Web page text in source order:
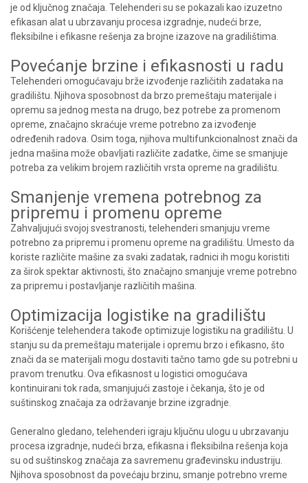
je od ključnog značaja. Telehenderi su se pokazali kao izuzetno
efikasan alat u ubrzavanju procesa izgradnje, nudeći brze,
fleksibilne i efikasne rešenja za brojne izazove na gradilištima.
Povećanje brzine i efikasnosti u radu
Telehenderi omogućavaju brže izvođenje različitih zadataka na
gradilištu. Njihova sposobnost da brzo premeštaju materijale i
opremu sa jednog mesta na drugo, bez potrebe za promenom
opreme, značajno skraćuje vreme potrebno za izvođenje
određenih radova. Osim toga, njihova multifunkcionalnost znači da
jedna mašina može obavljati različite zadatke, čime se smanjuje
potreba za velikim brojem različitih vrsta opreme na gradilištu.
Smanjenje vremena potrebnog za
pripremu i promenu opreme
Zahvaljujući svojoj svestranosti, telehenderi smanjuju vreme
potrebno za pripremu i promenu opreme na gradilištu. Umesto da
koriste različite mašine za svaki zadatak, radnici ih mogu koristiti
za širok spektar aktivnosti, što značajno smanjuje vreme potrebno
za pripremu i postavljanje različitih mašina.
Optimizacija logistike na gradilištu
Korišćenje telehendera takođe optimizuje logistiku na gradilištu. U
stanju su da premeštaju materijale i opremu brzo i efikasno, što
znači da se materijali mogu dostaviti tačno tamo gde su potrebni u
pravom trenutku. Ova efikasnost u logistici omogućava
kontinuirani tok rada, smanjujući zastoje i čekanja, što je od
suštinskog značaja za održavanje brzine izgradnje.
Generalno gledano, telehenderi igraju ključnu ulogu u ubrzavanju
procesa izgradnje, nudeći brza, efikasna i fleksibilna rešenja koja
su od suštinskog značaja za savremenu građevinsku industriju.
Njihova sposobnost da povećaju brzinu, smanje potrebno vreme